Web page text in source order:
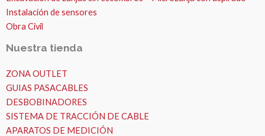
Instalación de sensores
Obra Civil
Nuestra tienda
ZONA OUTLET
GUIAS PASACABLES
DESBOBINADORES
SISTEMA DE TRACCIÓN DE CABLE
APARATOS DE MEDICIÓN